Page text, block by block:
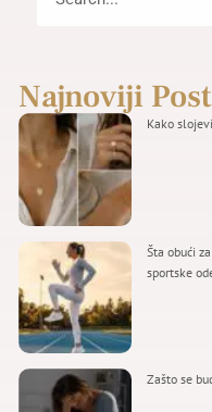
Najnoviji
Kako
Šta obući
sportske
Zašto se